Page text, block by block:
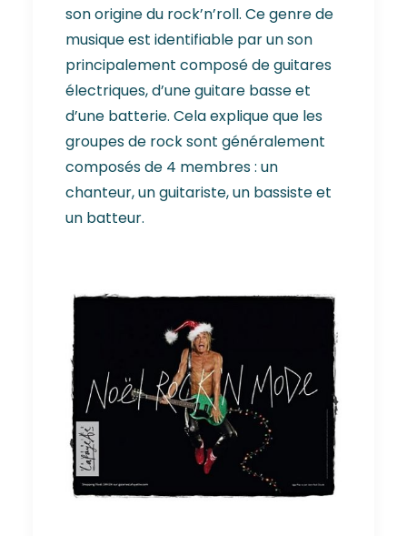
son origine du rock’n’roll. Ce genre de
musique est identifiable par un son
principalement composé de guitares
électriques, d’une guitare basse et
d’une batterie. Cela explique que les
groupes de rock sont généralement
composés de 4 membres : un
chanteur, un guitariste, un bassiste et
un batteur.